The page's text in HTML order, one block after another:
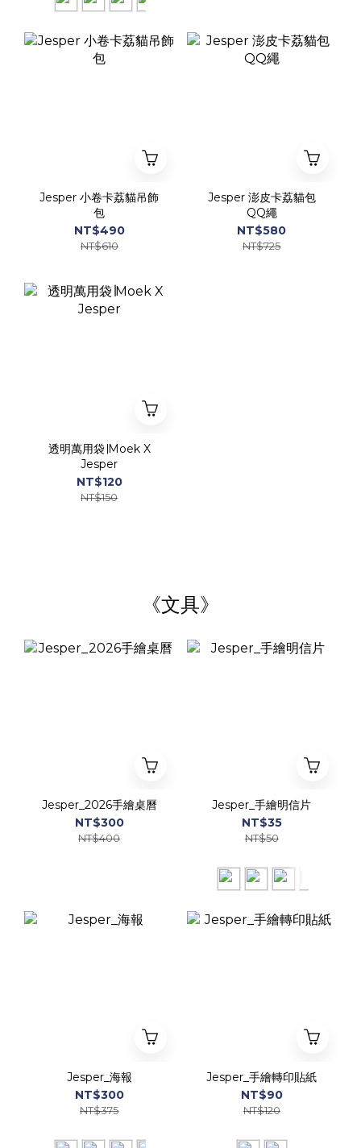
Jesper 小卷卡荔貓吊飾
包
NT$490
NT$610
Jesper 澎皮卡荔貓包
QQ繩
NT$580
NT$725
透明萬用袋∣Moek X
Jesper
NT$120
NT$150
《文具》
Jesper_2026手繪桌曆
NT$300
NT$400
Jesper_手繪明信片
NT$35
NT$50
Jesper_海報
NT$300
NT$375
Jesper_手繪轉印貼紙
NT$90
NT$120